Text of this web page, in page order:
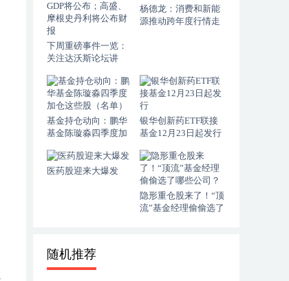
下周重磅事件一览：
关注达沃斯论坛讲
将公布；高盛、摩根
史丹利将公布财报
杨德龙：消费和新能
源推动跨年度行情走
基金持仓动向：鹏华
基金陈璇淼四季度加
银华创新药ETF联接
基金12月23日起发行
医药股迎来大爆发
隐形重仓股来了！“顶
流”基金经理偷偷选了
随机推荐